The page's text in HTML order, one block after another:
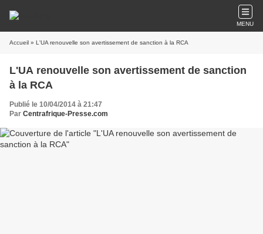
MENU
Accueil » L'UA renouvelle son avertissement de sanction à la RCA
L'UA renouvelle son avertissement de sanction
à la RCA
Publié le 10/04/2014 à 21:47
Par Centrafrique-Presse.com